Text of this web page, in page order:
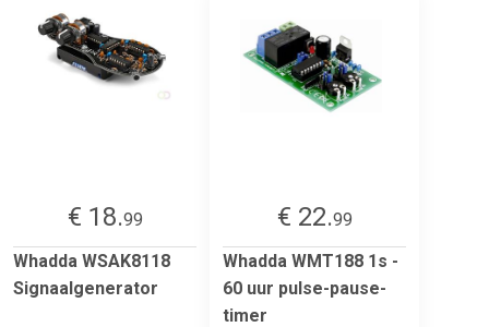
€ 18.99
Whadda WSAK8118
Signaalgenerator
€ 22.99
Whadda WMT188 1s -
60 uur pulse-pause-
timer